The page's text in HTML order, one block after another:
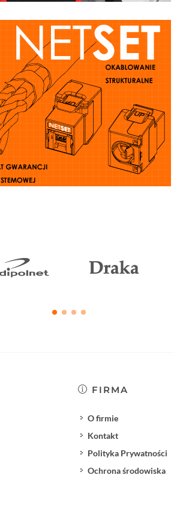
FIRMA
O firmie
Kontakt
Polityka Prywatności
Ochrona środowiska